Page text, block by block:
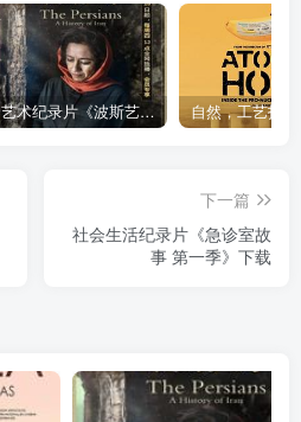
艺术纪录片《波斯艺术 Art of Persia》下载
下一篇
社会生活纪录片《急诊室故
事 第一季》下载